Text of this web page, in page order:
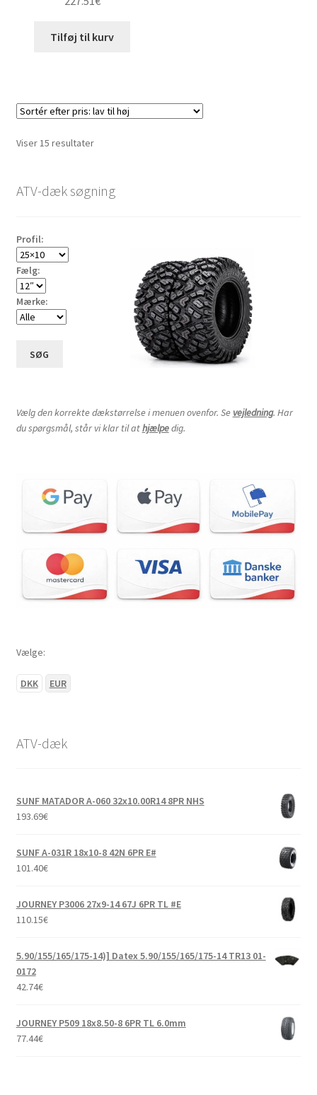
Tilføj til kurv
Viser 15 resultaterSorteret
lav
ATV-dæk søgning
Profil:
Fælg:
Mærke:
SØG
Vælg den korrekte dækstørrelse i menuen ovenfor. Se vejledning. Har
du spørgsmål, står vi klar til athjælpedig.
Vælge:
DKK EUR
ATV-dæk
SUNF MATADOR A-060 32x10.00R14 8PR NHS
193.69€
SUNF A-031R 18x10-8 42N 6PR E#
101.40€
JOURNEY P3006 27x9-14 67J 6PR TL #E
110.15€
5.90/155/165/175-14)] Datex 5.90/155/165/175-14 TR13 01-
0172
42.74€
JOURNEY P509 18x8.50-8 6PR TL 6.0mm
77.44€